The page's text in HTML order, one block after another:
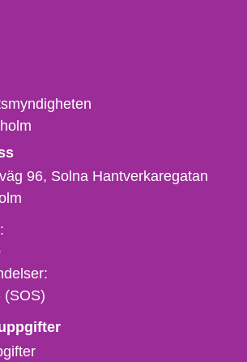
96, Solna Hantverkaregatan
(SOS)